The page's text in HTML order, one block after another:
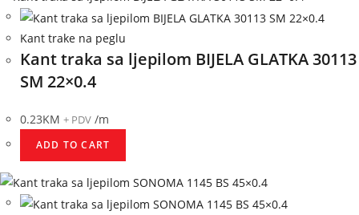
Kant trake na peglu
Kant traka sa ljepilom BIJELA GLATKA 30113
SM 22×0.4
0.23KM + PDV /m
ADD TO CART